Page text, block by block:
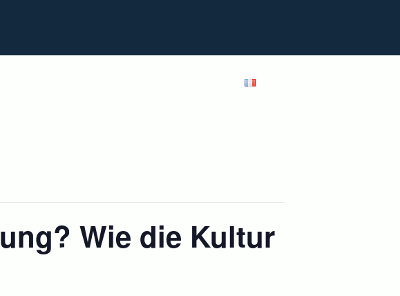
Wie die Kultur